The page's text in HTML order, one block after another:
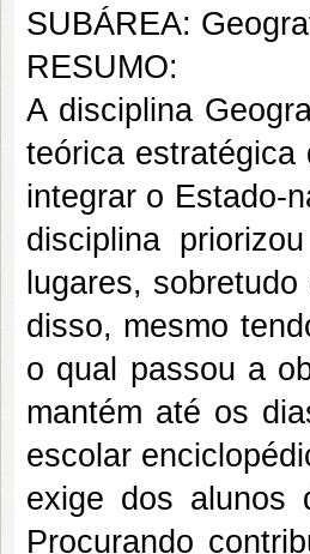
SUBÁREA:
RESUMO:
A disciplina
teórica estratégica
integrar o Estado-
disciplina
lugares,
disso, mesmo
o qual passou a
mantém até os
escolar
exige dos alunos
Procurando